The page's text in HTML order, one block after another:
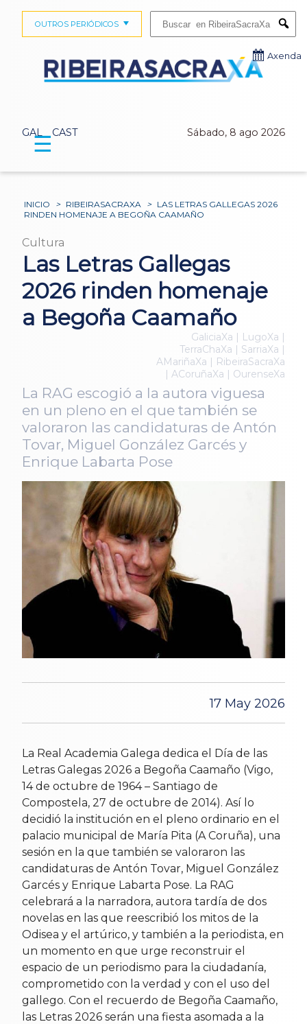
GAL CAST Sábado, 8 ago 2026
OUTROS PERIÓDICOS
Axenda
☰
INICIO > RIBEIRASACRAXA > LAS LETRAS GALLEGAS 2026
RINDEN HOMENAJE A BEGOÑA CAAMAÑO
Cultura
Las Letras Gallegas
2026 rinden homenaje
a Begoña Caamaño
GaliciaXa | LugoXa |
TerraChaXa | SarriaXa |
AMariñaXa | RibeiraSacraXa
| ACoruñaXa | OurenseXa
La RAG escogió a la autora viguesa
en un pleno en el que también se
valoraron las candidaturas de Antón
Tovar, Miguel González Garcés y
Enrique Labarta Pose
17 May 2026
La Real Academia Galega dedica el Día de las
Letras Galegas 2026 a Begoña Caamaño (Vigo,
14 de octubre de 1964 – Santiago de
Compostela, 27 de octubre de 2014). Así lo
decidió la institución en el pleno ordinario en el
palacio municipal de María Pita (A Coruña), una
sesión en la que también se valoraron las
candidaturas de Antón Tovar, Miguel González
Garcés y Enrique Labarta Pose. La RAG
celebrará a la narradora, autora tardía de dos
novelas en las que reescribió los mitos de la
Odisea y el artúrico, y también a la periodista, en
un momento en que urge reconstruir el
espacio de un periodismo para la ciudadanía,
comprometido con la verdad y con el uso del
gallego. Con el recuerdo de Begoña Caamaño,
las Letras 2026 serán una fiesta asomada a la